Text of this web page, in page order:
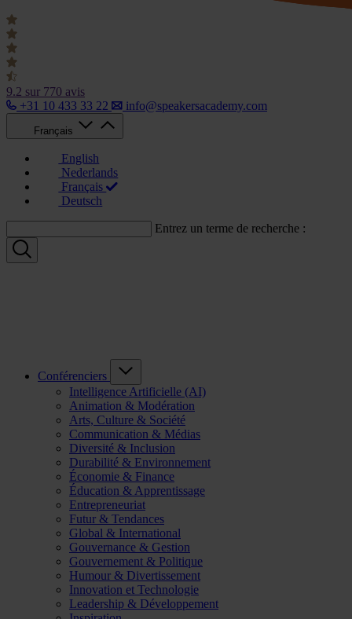
9.2 sur 770 avis
+31 10 433 33 22
info@speakersacademy.com
Français
English
Nederlands
Français
Deutsch
Entrez un terme de recherche :
Conférenciers
Intelligence Artificielle (AI)
Animation & Modération
Arts, Culture & Société
Communication & Médias
Diversité & Inclusion
Durabilité & Environnement
Économie & Finance
Éducation & Apprentissage
Entrepreneuriat
Futur & Tendances
Global & International
Gouvernance & Gestion
Gouvernement & Politique
Humour & Divertissement
Innovation et Technologie
Leadership & Développement